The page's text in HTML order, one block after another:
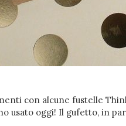
con alcune fustelle
usato oggi! Il gufetto, in